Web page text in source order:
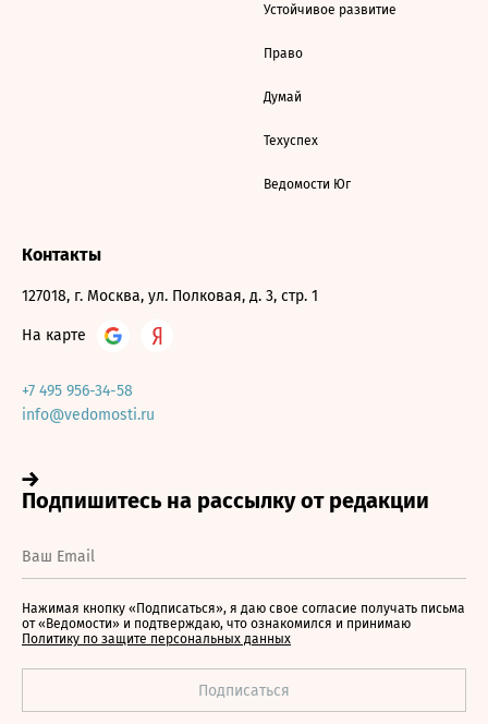
Устойчивое развитие
Право
Думай
Техуспех
Ведомости Юг
Контакты
127018, г. Москва, ул. Полковая, д. 3, стр. 1
На карте
+7 495 956-34-58
info@vedomosti.ru
Нажимая кнопку «Подписаться», я даю свое согласие получать письма
от «Ведомости» и подтверждаю, что ознакомился и принимаю
Политику по защите персональных данных